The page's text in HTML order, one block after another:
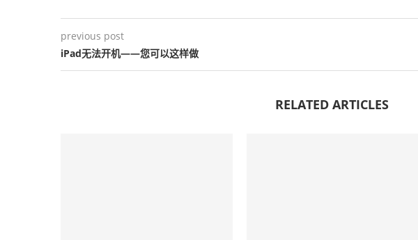
previous post
iPad无法开机——您可以这样做
RELATED ARTICLES